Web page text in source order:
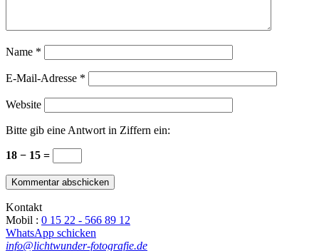
Name *
E-Mail-Adresse *
Website
Bitte gib eine Antwort in Ziffern ein:
18 − 15 =
Kontakt
Mobil : 0 15 22 - 566 89 12
WhatsApp schicken
info@lichtwunder-fotografie.de